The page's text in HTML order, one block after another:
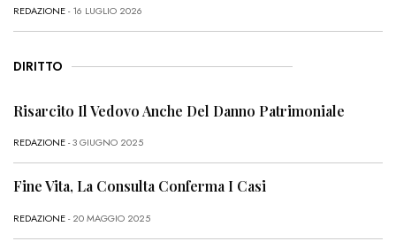
REDAZIONE- 16 LUGLIO 2026
DIRITTO
Risarcito Il Vedovo Anche Del Danno Patrimoniale
REDAZIONE- 3 GIUGNO 2025
Fine Vita, La Consulta Conferma I Casi
REDAZIONE- 20 MAGGIO 2025